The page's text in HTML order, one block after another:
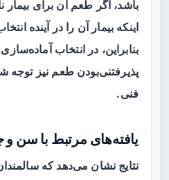
باشد، اگر طعم آن برای بیمار
اینکه بیمار آن را در آینده
بنابراین، در انتخاب
پذیرفتنی‌بودن طعم نیز توجه
فنی.
یافته‌های مرتبط با سن